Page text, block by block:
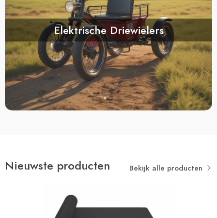
Elektrische Driewielers
Nieuwste producten Bekijk alle producten